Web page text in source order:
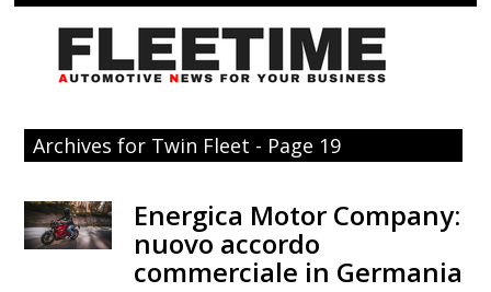
Archives for Twin Fleet - Page 19
Energica Motor Company:
nuovo accordo
commerciale in Germania